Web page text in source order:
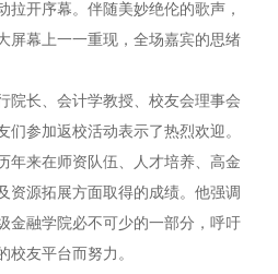
拉开序幕。伴随美妙绝伦的歌声，
屏幕上一一重现，全场嘉宾的思绪
院长、会计学教授、校友会理事会
们参加返校活动表示了热烈欢迎。
年来在师资队伍、人才培养、高金
资源拓展方面取得的成绩。他强调
金融学院必不可少的一部分，呼吁
校友平台而努力。